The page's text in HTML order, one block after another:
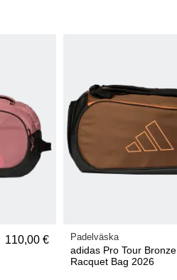
110,00 € Padelväska
adidas Pro Tour Bronze
Racquet Bag 2026